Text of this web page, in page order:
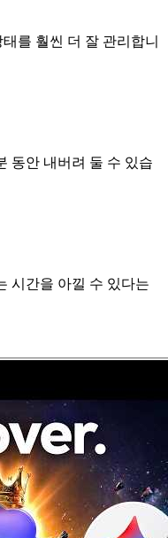
를 훨씬 더 잘 관리합니
동안 내버려 둘 수 있습
시간을 아낄 수 있다는